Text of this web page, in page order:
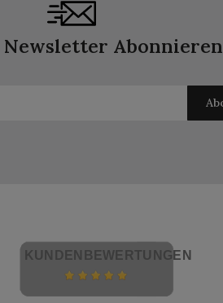
Newsletter Abonnieren
KUNDENBEWERTUNGEN